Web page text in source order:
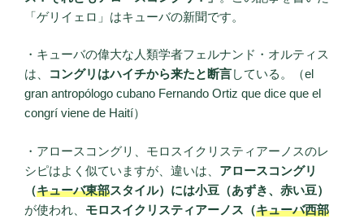
「ゲリイェロ」はキューバの新聞です。
・キューバの偉大な人類学者フェルナンド・オルティス
は、
コングリはハイチから来たと断言している。（el
gran antropólogo cubano Fernando Ortiz que dice que el
congrí viene de Haití）
・アロースコングリ、モロスイクリスティアーノスのレ
シピはよく似ていますが、違いは、 アロースコングリ
（キューバ東部スタイル）には小豆（あずき、赤い豆）
が使われ、 モロスイクリスティアーノス（キューバ西部